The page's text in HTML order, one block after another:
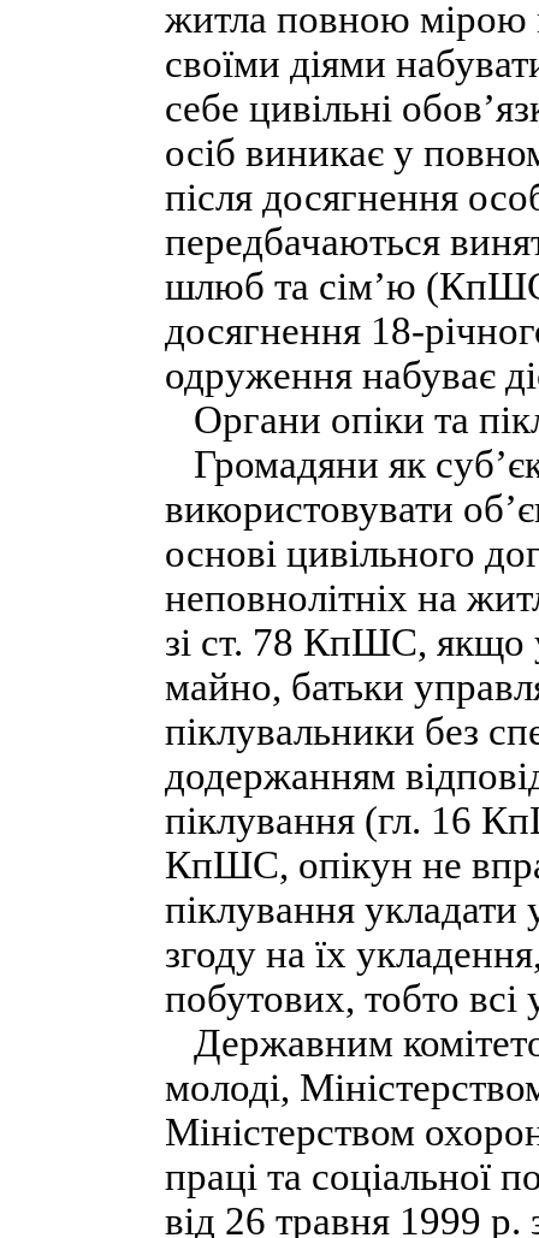
житла повною мірою
своїми діями
себе цивільні
осіб виникає у
після досягнення
передбачаються
шлюб та сім’ю
досягнення 18-
одруження набуває
Органи опіки та
Громадяни як
використовувати
основі цивільного
неповнолітніх на
зі ст. 78 КпШС, якщо
майно, батьки
піклувальники без
додержанням
піклування (гл. 16
КпШС, опікун не
піклування
згоду на їх
побутових, тобто всі
Державним
молоді,
Міністерством
праці та соціальної
від 26 травня 1999